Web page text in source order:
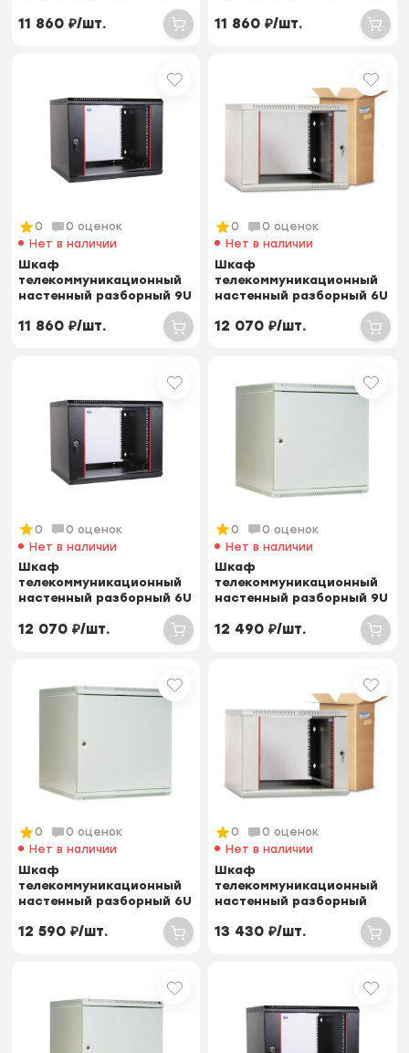
металл
11 860 ₽/шт.
(600х350) дверь стекло
11 860 ₽/шт.
0
0 оценок
Нет в наличии
Шкаф
телекоммуникационный
настенный разборный 9U
(600х350) дверь стекло,
цвет...
11 860 ₽/шт.
0
0 оценок
Нет в наличии
Шкаф
телекоммуникационный
настенный разборный 6U
(600х520) дверь стекло
12 070 ₽/шт.
0
0 оценок
Нет в наличии
Шкаф
телекоммуникационный
настенный разборный 6U
(600х520) дверь стекло,
цвет...
12 070 ₽/шт.
0
0 оценок
Нет в наличии
Шкаф
телекоммуникационный
настенный разборный 9U
(600х520) дверь металл
12 490 ₽/шт.
0
0 оценок
Нет в наличии
Шкаф
телекоммуникационный
настенный разборный 6U
(600х650) дверь металл
12 590 ₽/шт.
0
0 оценок
Нет в наличии
Шкаф
телекоммуникационный
настенный разборный
стекло
13 430 ₽/шт.